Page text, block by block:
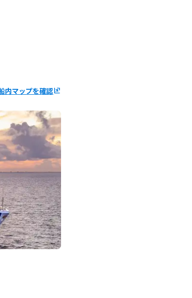
内マップを確認ungroup